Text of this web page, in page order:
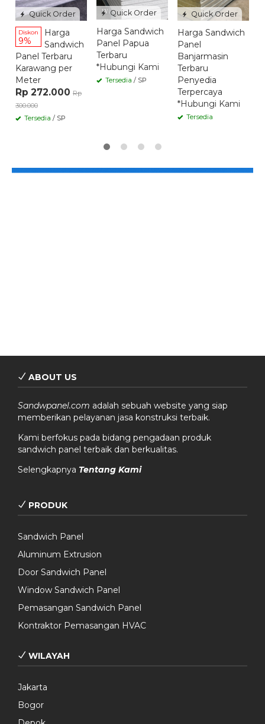
Quick Order
Diskon
9%
Harga
Sandwich
Panel Terbaru
Karawang per
Meter
Rp 272.000 Rp
300.000
Tersedia / SP
Quick Order
Harga Sandwich
Panel Papua
Terbaru
*Hubungi Kami
Tersedia / SP
Quick Order
Harga Sandwich
Panel
Banjarmasin
Terbaru
Penyedia
Terpercaya
*Hubungi Kami
Tersedia
ABOUT US
Sandwpanel.com adalah sebuah website yang siap
memberikan pelayanan jasa konstruksi terbaik.
Kami berfokus pada bidang pengadaan produk
sandwich panel terbaik dan berkualitas.
Selengkapnya Tentang Kami
PRODUK
Sandwich Panel
Aluminum Extrusion
Door Sandwich Panel
Window Sandwich Panel
Pemasangan Sandwich Panel
Kontraktor Pemasangan HVAC
WILAYAH
Jakarta
Bogor